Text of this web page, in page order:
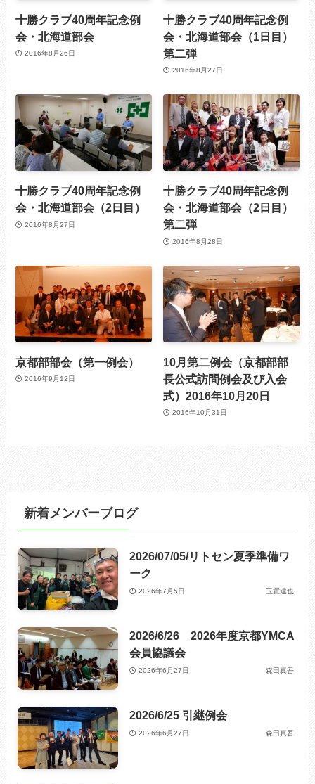
十勝クラブ40周年記念例
会・北海道部会
2016年8月26日
十勝クラブ40周年記念例
会・北海道部会（1日目）
第二弾
2016年8月27日
十勝クラブ40周年記念例
会・北海道部会（2日目）
2016年8月27日
十勝クラブ40周年記念例
会・北海道部会（2日目）
第二弾
2016年8月28日
京都部部会（第一例会）
2016年9月12日
10月第二例会（京都部部
長公式訪問例会及び入会
式）2016年10月20日
2016年10月31日
新着メンバーブログ
2026/07/05/リトセン夏季準備ワ
ーク
2026年7月5日 玉置達也
2026/6/26 2026年度京都YMCA
会員協議会
2026年6月27日 森田真吾
2026/6/25 引継例会
2026年6月27日 森田真吾